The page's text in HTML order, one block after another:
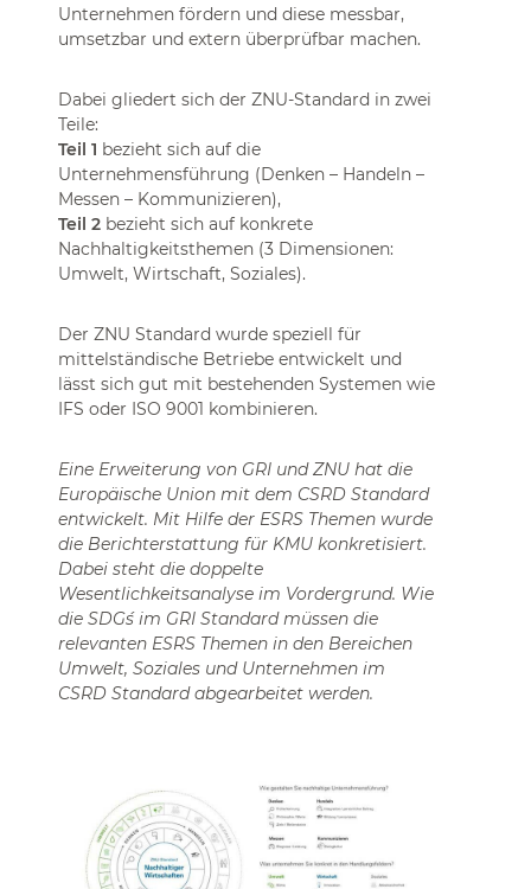
Unternehmen fördern und diese messbar,
umsetzbar und extern überprüfbar machen.
Dabei gliedert sich der ZNU-Standard in zwei
Teile:
Teil 1 bezieht sich auf die
Unternehmensführung (Denken – Handeln –
Messen – Kommunizieren),
Teil 2 bezieht sich auf konkrete
Nachhaltigkeitsthemen (3 Dimensionen:
Umwelt, Wirtschaft, Soziales).
Der ZNU Standard wurde speziell für
mittelständische Betriebe entwickelt und
lässt sich gut mit bestehenden Systemen wie
IFS oder ISO 9001 kombinieren.
Eine Erweiterung von GRI und ZNU hat die
Europäische Union mit dem CSRD Standard
entwickelt. Mit Hilfe der ESRS Themen wurde
die Berichterstattung für KMU konkretisiert.
Dabei steht die doppelte
Wesentlichkeitsanalyse im Vordergrund. Wie
die SDG´s im GRI Standard müssen die
relevanten ESRS Themen in den Bereichen
Umwelt, Soziales und Unternehmen im
CSRD Standard abgearbeitet werden.